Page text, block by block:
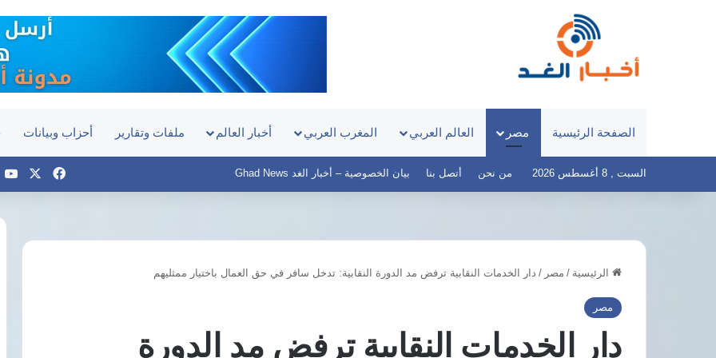
الصفحة الرئيسية مصر العالم العربي المغرب العربي أخبار العالم ملفات وتقارير أحزاب وبيانات
السبت , 8 أغسطس 2026 من نحن أتصل بنا بيان الخصوصية – أخبار الغد Ghad News فيسبوك
الرئيسية / مصر / دار الخدمات النقابية ترفض مد الدورة النقابية: تدخل سافر في حق العمال باختيار ممثليهم
مصر
دار الخدمات النقابية ترفض مد الدورة
جوكاكو؟
الأمريكية